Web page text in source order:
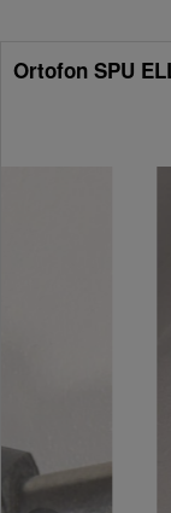
Ortofon SPU